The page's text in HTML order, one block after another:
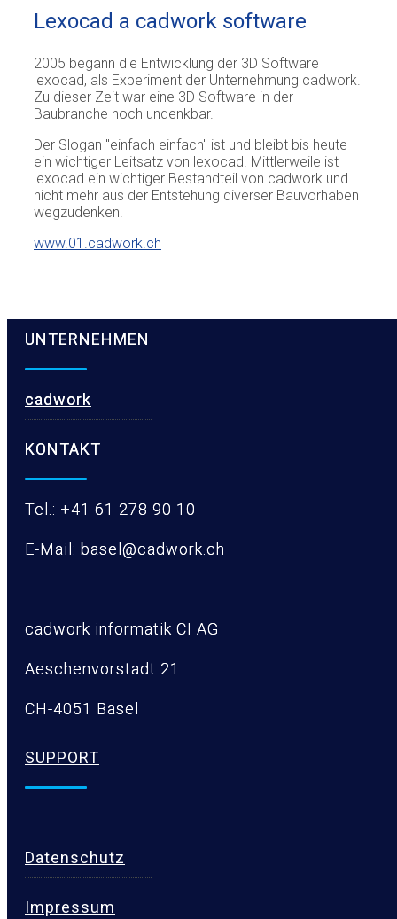
Lexocad a cadwork software
2005 begann die Entwicklung der 3D Software
lexocad, als Experiment der Unternehmung cadwork.
Zu dieser Zeit war eine 3D Software in der
Baubranche noch undenkbar.
Der Slogan "einfach einfach" ist und bleibt bis heute
ein wichtiger Leitsatz von lexocad. Mittlerweile ist
lexocad ein wichtiger Bestandteil von cadwork und
nicht mehr aus der Entstehung diverser Bauvorhaben
wegzudenken.
www.01.cadwork.ch
UNTERNEHMEN
cadwork
KONTAKT
Tel.: +41 61 278 90 10
E-Mail: basel@cadwork.ch
cadwork informatik CI AG
Aeschenvorstadt 21
CH-4051 Basel
SUPPORT
Datenschutz
Impressum